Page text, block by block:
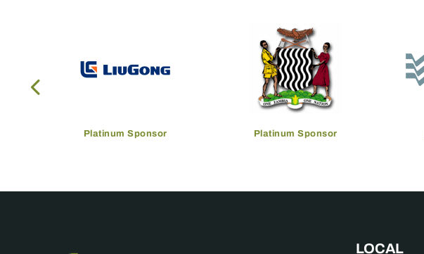
Platinum Sponsor Platinum Sponsor
LOCAL